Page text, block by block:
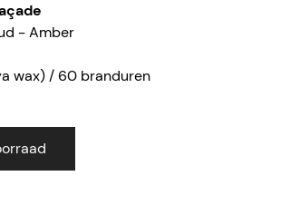
ade
- Amber
wax) / 60 branduren